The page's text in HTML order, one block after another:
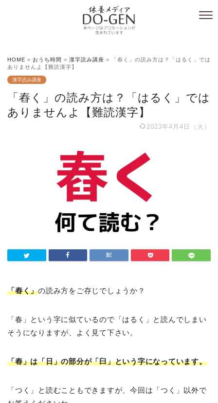
HOME > おうち時間 > 漢字読み講座 >
「舂く」の読み方は？「はるく」では
ありませんよ【難読漢字】
漢字読み講座
「舂く」の読み方は？「はるく」では
ありませんよ【難読漢字】
2023年4月4日（火）
「舂く」の読み方をご存じでしょうか？
「春」という字に似ているので「はるく」と読んでしまい
そうになりますが、よく見て下さい。
「舂」は「日」の部分が「臼」という字になっています。
「つく」と読むこともできますが、今回は「つく」以外で